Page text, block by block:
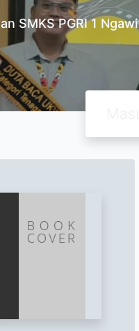
SMKS PGRI 1 Ngawi